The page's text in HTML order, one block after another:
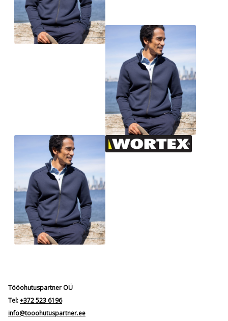
Tööohutuspartner OÜ
Tel:+372 523 6196
info@tooohutuspartner.ee